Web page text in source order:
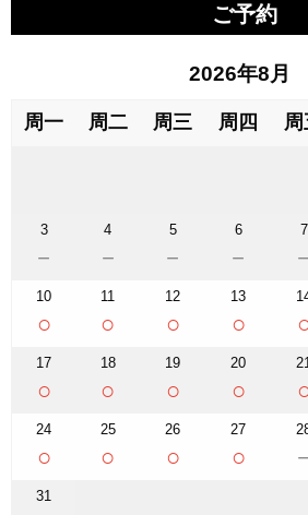
ご予約
2026年8月
周一 周二 周三 周四
3
－
4
－
5
－
6
－
7
－
10
○
11
○
12
○
13
○
17
○
18
○
19
○
20
○
21
24
○
25
○
26
○
27
○ －
31